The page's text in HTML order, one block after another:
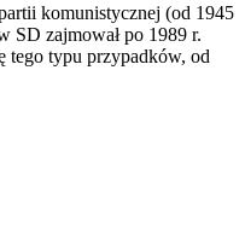
komunistycznej (od 1945
SD zajmował po 1989 r.
tego typu przypadków, od